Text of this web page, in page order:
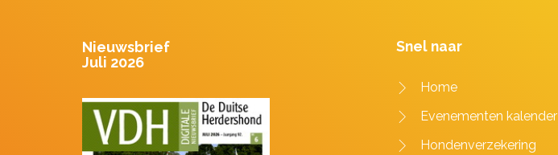
Nieuwsbrief
Juli 2026
Snel naar
Home
Evenementen kalender
Hondenverzekering